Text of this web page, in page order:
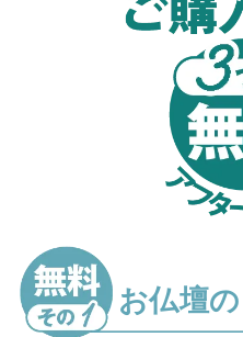
お仏壇の